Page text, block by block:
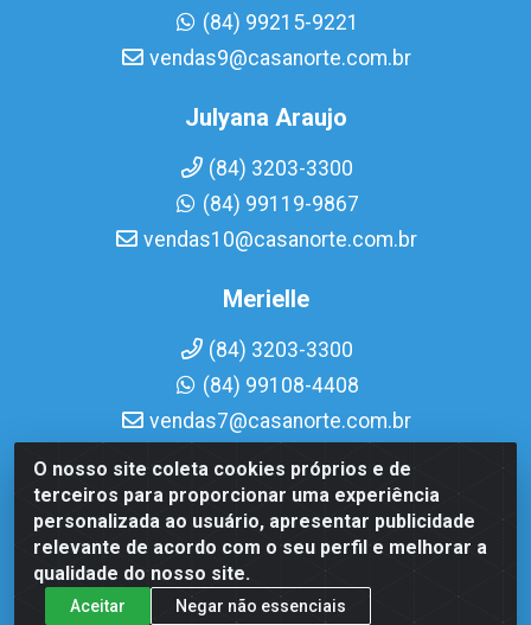
O nosso site coleta cookies próprios e de
terceiros para proporcionar uma experiência
personalizada ao usuário, apresentar publicidade
relevante de acordo com o seu perfil e melhorar a
qualidade do nosso site.
Aceitar Negar não essenciais
(84) 99215-9221
vendas9@casanorte.com.br
Julyana Araujo
(84) 3203-3300
(84) 99119-9867
vendas10@casanorte.com.br
Merielle
(84) 3203-3300
(84) 99108-4408
vendas7@casanorte.com.br
Casa Norte LTDA - Av. Interventor Mário Câmara, 1815 - Dix-
Sept Rosado, Natal/RN - CEP 59054-600 - CNPJ
08.713.513/0001-51